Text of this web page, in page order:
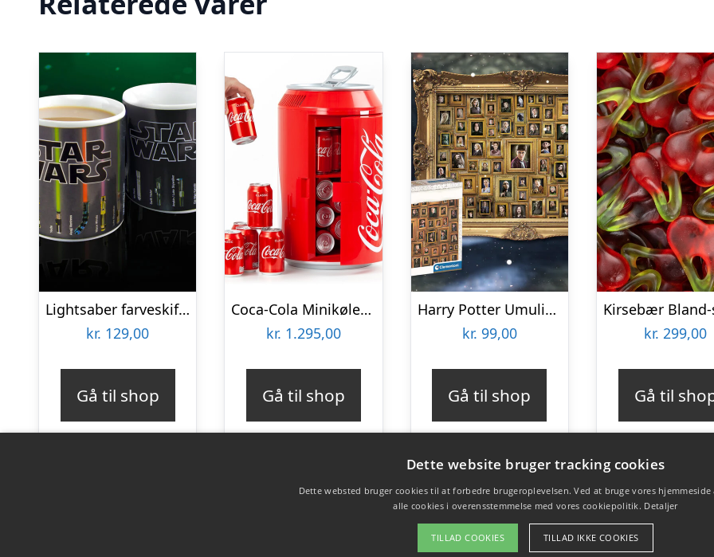
Lightsaber farveskiftende krus
kr. 129,00
Gå til shop
Coca-Cola Minikøleskab
kr. 1.295,00
Gå til shop
Harry Potter Umulig Puslespil
kr. 99,00
Gå til shop
kr. 299,00
Gå til
Dette website bruger tracking cookies
Dette websted bruger cookies til at forbedre brugeroplevelsen. Ved at bruge vores hjemmeside
alle cookies i overensstemmelse med vores cookiepolitik. Detaljer
TILLAD COOKIES TILLAD IKKE COOKIES